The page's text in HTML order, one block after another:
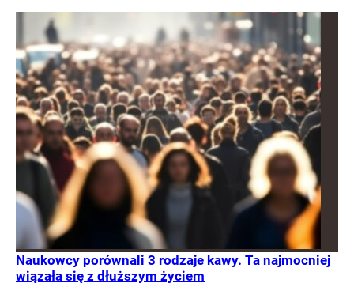
Naukowcy porównali 3 rodzaje kawy. Ta najmocniej
wiązała się z dłuższym życiem